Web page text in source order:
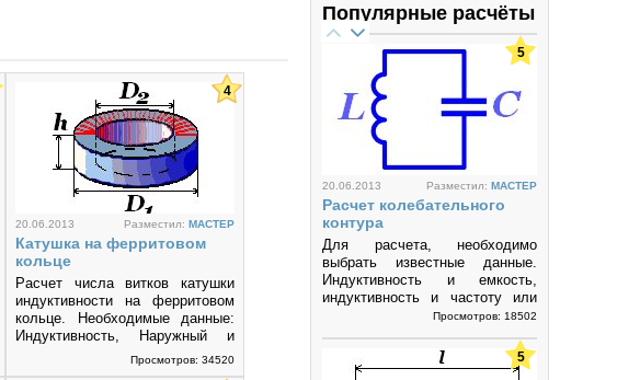
20.06.2013 Разместил: MACTEP
Катушка на ферритовом
кольце
Расчет числа витков катушки
индуктивности на ферритовом
кольце. Необходимые данные:
Индуктивность, Наружный и
внутренний диаметр, высота
Просмотров: 34520
4
Популярные расчёты
20.06.2013 Разместил: MACTEP
Расчет колебательного
контура
Для расчета, необходимо
выбрать известные данные.
Индуктивность и емкость,
индуктивность и частоту или
частоту и емкость.Просмотров: 18502
5
5